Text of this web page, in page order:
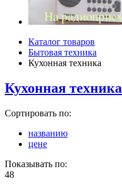
Каталог товаров
Бытовая техника
Кухонная техника
Кухонная техника
Сортировать по:
названию
цене
Показывать по:
48